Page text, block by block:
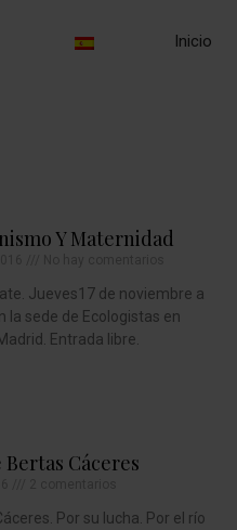
Inicio
Y Maternidad
Jueves17 de noviembre a
la sede de Ecologistas en
Entrada libre.
Bertas Cáceres
Por su lucha. Por el río